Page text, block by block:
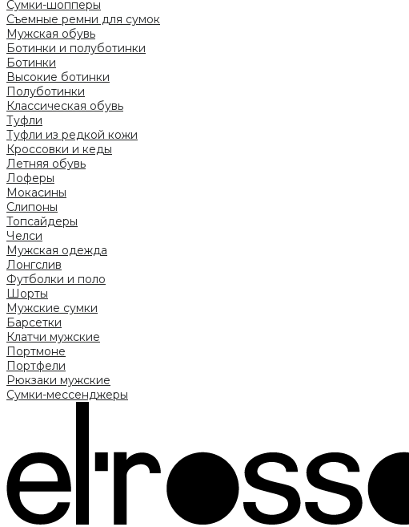
Сумки-шопперы
Съемные ремни для сумок
Мужская обувь
Ботинки и полуботинки
Ботинки
Высокие ботинки
Полуботинки
Классическая обувь
Туфли
Туфли из редкой кожи
Кроссовки и кеды
Летняя обувь
Лоферы
Мокасины
Слипоны
Топсайдеры
Челси
Мужская одежда
Лонгслив
Футболки и поло
Шорты
Мужские сумки
Барсетки
Клатчи мужские
Портмоне
Портфели
Рюкзаки мужские
Сумки-мессенджеры